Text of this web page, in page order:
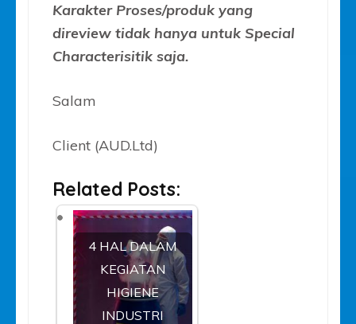
Karakter Proses/produk yang
direview tidak hanya untuk Special
Characterisitik saja.
Salam
Client (AUD.Ltd)
Related Posts:
4 HAL DALAM
KEGIATAN
HIGIENE
INDUSTRI